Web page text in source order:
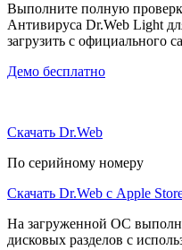
Выполните полную
Антивируса Dr.Web Light
загрузить с официального
Демо бесплатно
Скачать Dr.Web
По серийному номеру
Скачать Dr.Web с Apple
На загруженной ОС
дисковых разделов с